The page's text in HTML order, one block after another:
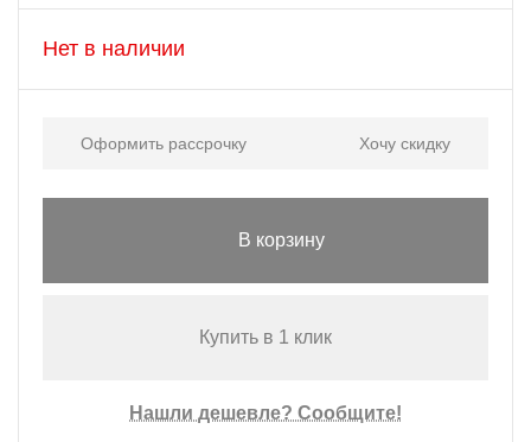
Нет в наличии
Оформить рассрочку Хочу скидку
В корзину
Купить в 1 клик
Нашли дешевле? Сообщите!